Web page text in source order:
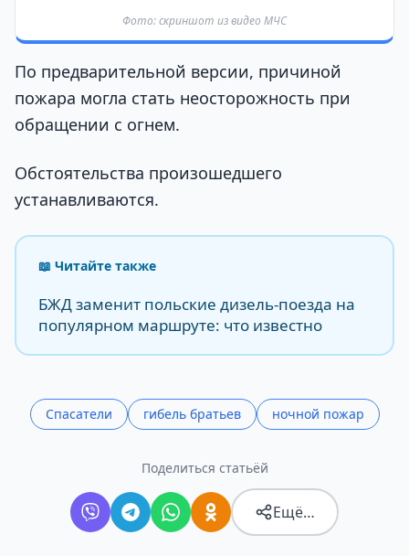
Фото: скриншот из видео МЧС
По предварительной версии, причиной
пожара могла стать неосторожность при
обращении с огнем.
Обстоятельства произошедшего
устанавливаются.
📖 Читайте также
БЖД заменит польские дизель-поезда на
популярном маршруте: что известно
Спасатели гибель братьев ночной пожар
Поделиться статьёй
Ещё…